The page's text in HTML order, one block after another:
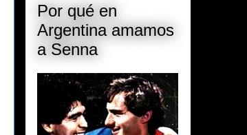
Por qué en
Argentina amamos
a Senna